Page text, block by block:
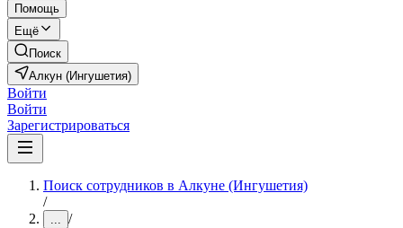
Помощь
Ещё
Поиск
Алкун (Ингушетия)
Войти
Войти
Зарегистрироваться
Поиск сотрудников в Алкуне (Ингушетия)
/
... /